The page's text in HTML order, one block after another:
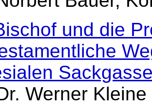
und die
Werner Kleine